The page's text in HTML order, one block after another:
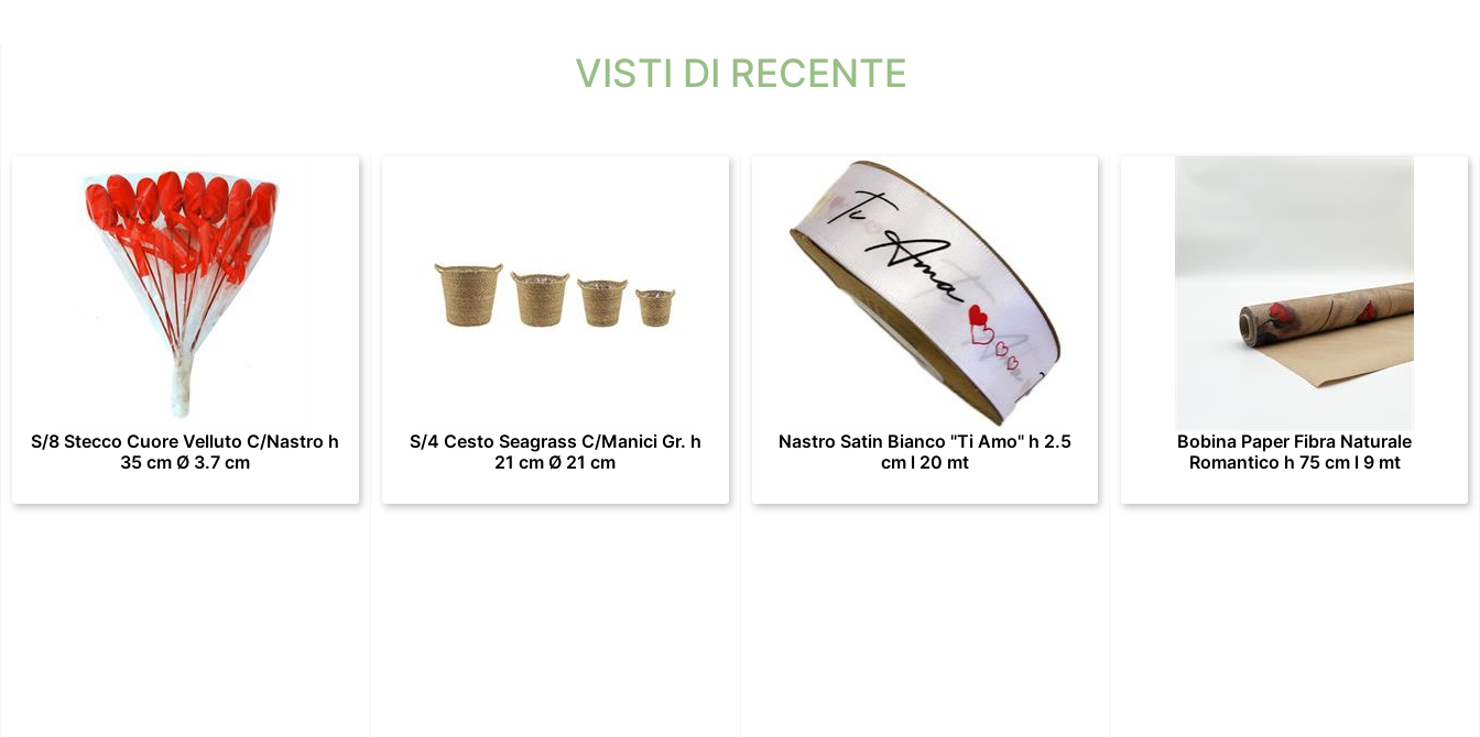
VISTI DI RECENTE
S/8 Stecco Cuore Velluto C/Nastro h
35 cm Ø 3.7 cm
S/4 Cesto Seagrass C/Manici Gr. h
21 cm Ø 21 cm
Nastro Satin Bianco "Ti Amo" h 2.5
cm l 20 mt
Bobina Paper Fibra Naturale
Romantico h 75 cm l 9 mt